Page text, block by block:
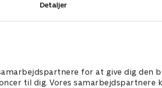
Detaljer
for at give dig den
til dig. Vores samarbejdspartnere
men de har
så hun tilkalder sine ånder